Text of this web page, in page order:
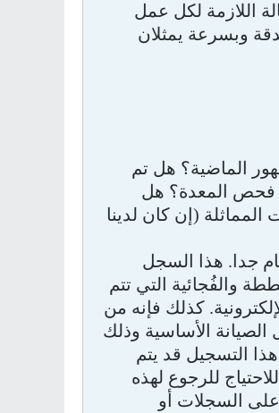
اللازمة لكل عمل
وبسرعة يمثلان
الماضية؟ هل تم
فحص المعدة؟ هل
(إن كان لدينا
جدا. هذا السجل
والفُجائية التي تتم
كذلك فإنه من
الأساسية وذلك
التسجيل قد يتم
للرجوع لهذه
على السجلات أو